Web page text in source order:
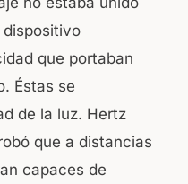
dispositivo
que portaban
Éstas se
de la luz. Hertz
que a distancias
capaces de